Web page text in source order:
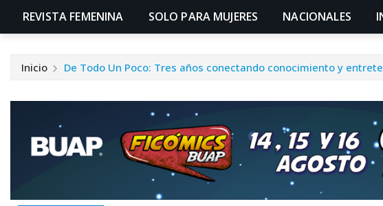
REVISTA FEMENINA SOLO PARA MUJERES NACIONALES
Inicio De Todo Un Poco: Tres años conectando conocimiento y